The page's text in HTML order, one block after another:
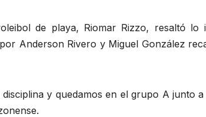
de playa, Riomar Rizzo, resaltó lo
Anderson Rivero y Miguel González
y quedamos en el grupo A junto